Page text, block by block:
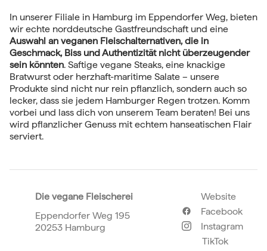
In unserer Filiale in Hamburg im Eppendorfer Weg, bieten
wir echte norddeutsche Gastfreundschaft und eine
Auswahl an veganen Fleischalternativen, die in
Geschmack, Biss und Authentizität nicht überzeugender
sein könnten. Saftige vegane Steaks, eine knackige
Bratwurst oder herzhaft-maritime Salate – unsere
Produkte sind nicht nur rein pflanzlich, sondern auch so
lecker, dass sie jedem Hamburger Regen trotzen. Komm
vorbei und lass dich von unserem Team beraten! Bei uns
wird pflanzlicher Genuss mit echtem hanseatischen Flair
serviert.
Die vegane Fleischerei
Eppendorfer Weg 195
20253 Hamburg
Website
Facebook
Instagram
TikTok